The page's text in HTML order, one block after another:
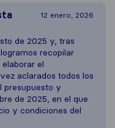
12 enero, 2026
de 2025 y, tras
recopilar
el
aclarados todos los
presupuesto y
de 2025, en el que
y condiciones del